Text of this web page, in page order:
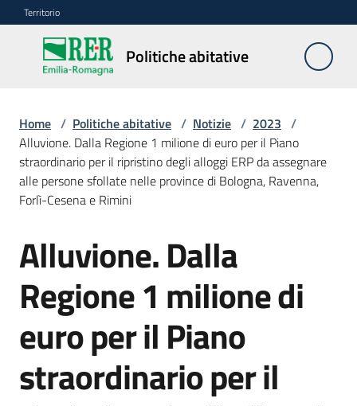
Vai al contenuto
Vai alla navigazione
Vai al footer
Territorio
Politiche abitative
Politiche
abitative
Edilizia
Residenziale
Pubblica
Edilizia
Residenziale
Sociale
Sostegno
all'affitto
Home / Politiche abitative / Notizie / 2023 /
Alluvione. Dalla Regione 1 milione di euro per il Piano
straordinario per il ripristino degli alloggi ERP da assegnare
alle persone sfollate nelle province di Bologna, Ravenna,
Forlì-Cesena e Rimini
Salta al contenuto
Alluvione. Dalla
Regione 1 milione di
euro per il Piano
straordinario per il